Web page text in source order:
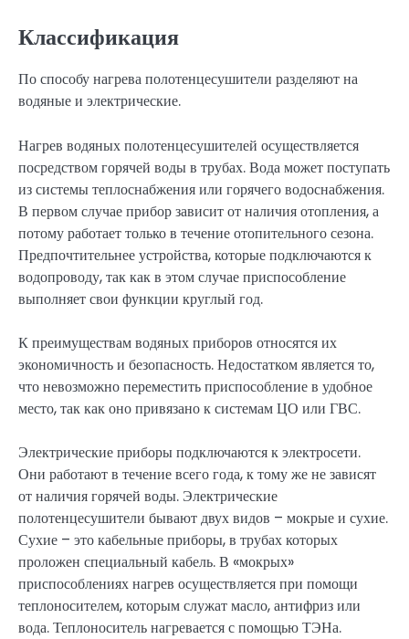
Классификация
По способу нагрева полотенцесушители разделяют на
водяные и электрические.
Нагрев водяных полотенцесушителей осуществляется
посредством горячей воды в трубах. Вода может поступать
из системы теплоснабжения или горячего водоснабжения.
В первом случае прибор зависит от наличия отопления, а
потому работает только в течение отопительного сезона.
Предпочтительнее устройства, которые подключаются к
водопроводу, так как в этом случае приспособление
выполняет свои функции круглый год.
К преимуществам водяных приборов относятся их
экономичность и безопасность. Недостатком является то,
что невозможно переместить приспособление в удобное
место, так как оно привязано к системам ЦО или ГВС.
Электрические приборы подключаются к электросети.
Они работают в течение всего года, к тому же не зависят
от наличия горячей воды. Электрические
полотенцесушители бывают двух видов – мокрые и сухие.
Сухие – это кабельные приборы, в трубах которых
проложен специальный кабель. В «мокрых»
приспособлениях нагрев осуществляется при помощи
теплоносителем, которым служат масло, антифриз или
вода. Теплоноситель нагревается с помощью ТЭНа.